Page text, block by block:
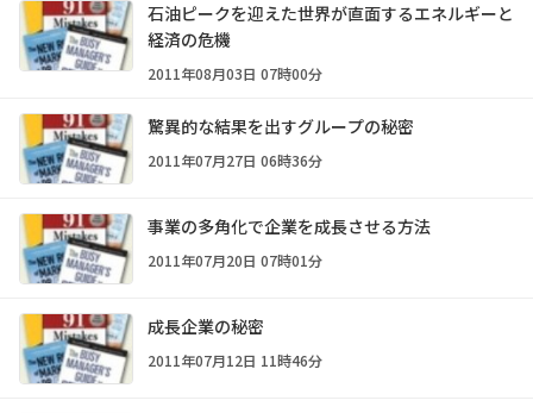
石油ピークを迎えた世界が直面するエネルギーと
経済の危機
2011年08月03日 07時00分
驚異的な結果を出すグループの秘密
2011年07月27日 06時36分
事業の多角化で企業を成長させる方法
2011年07月20日 07時01分
成長企業の秘密
2011年07月12日 11時46分